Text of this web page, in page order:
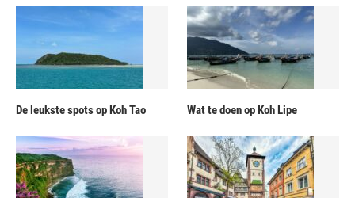
De leukste spots op Koh Tao Wat te doen op Koh Lipe